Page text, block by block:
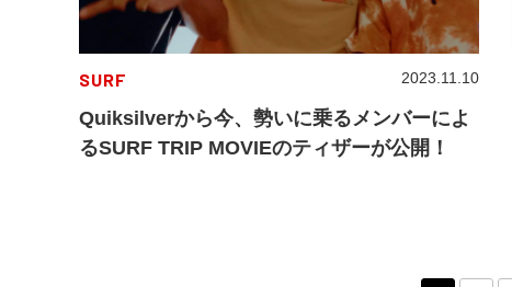
SURF
Quiksilverから今、勢いに乗るメンバーによ
るSURF TRIP MOVIEのティザーが公開！
2023.11.10